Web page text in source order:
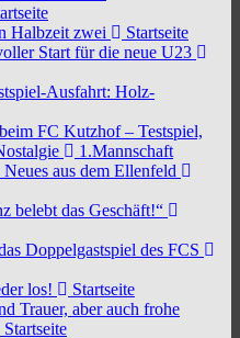
Halbzeit zwei
Startseite
Start für die neue U23
Ausfahrt: Holz-
FC Kutzhof – Testspiel,
1.Mannschaft
aus dem Ellenfeld
belebt das Geschäft!“
Doppelgastspiel des FCS
los!
Startseite
Trauer, aber auch frohe
Startseite